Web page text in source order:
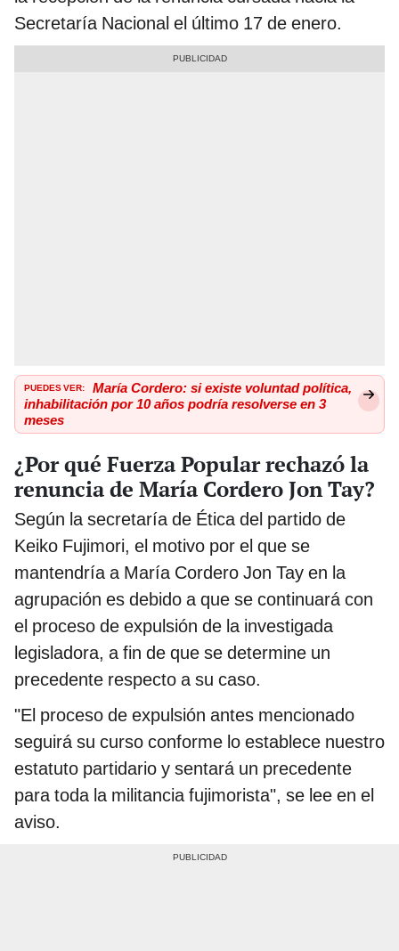
Secretaría Nacional el último 17 de enero.
PUEDES VER: María Cordero: si existe voluntad política,
inhabilitación por 10 años podría resolverse en 3
meses
¿Por qué Fuerza Popular rechazó la
renuncia de María Cordero Jon Tay?
Según la secretaría de Ética del partido de
Keiko Fujimori, el motivo por el que se
mantendría a María Cordero Jon Tay en la
agrupación es debido a que se continuará con
el proceso de expulsión de la investigada
legisladora, a fin de que se determine un
precedente respecto a su caso.
"El proceso de expulsión antes mencionado
seguirá su curso conforme lo establece nuestro
estatuto partidario y sentará un precedente
para toda la militancia fujimorista", se lee en el
aviso.